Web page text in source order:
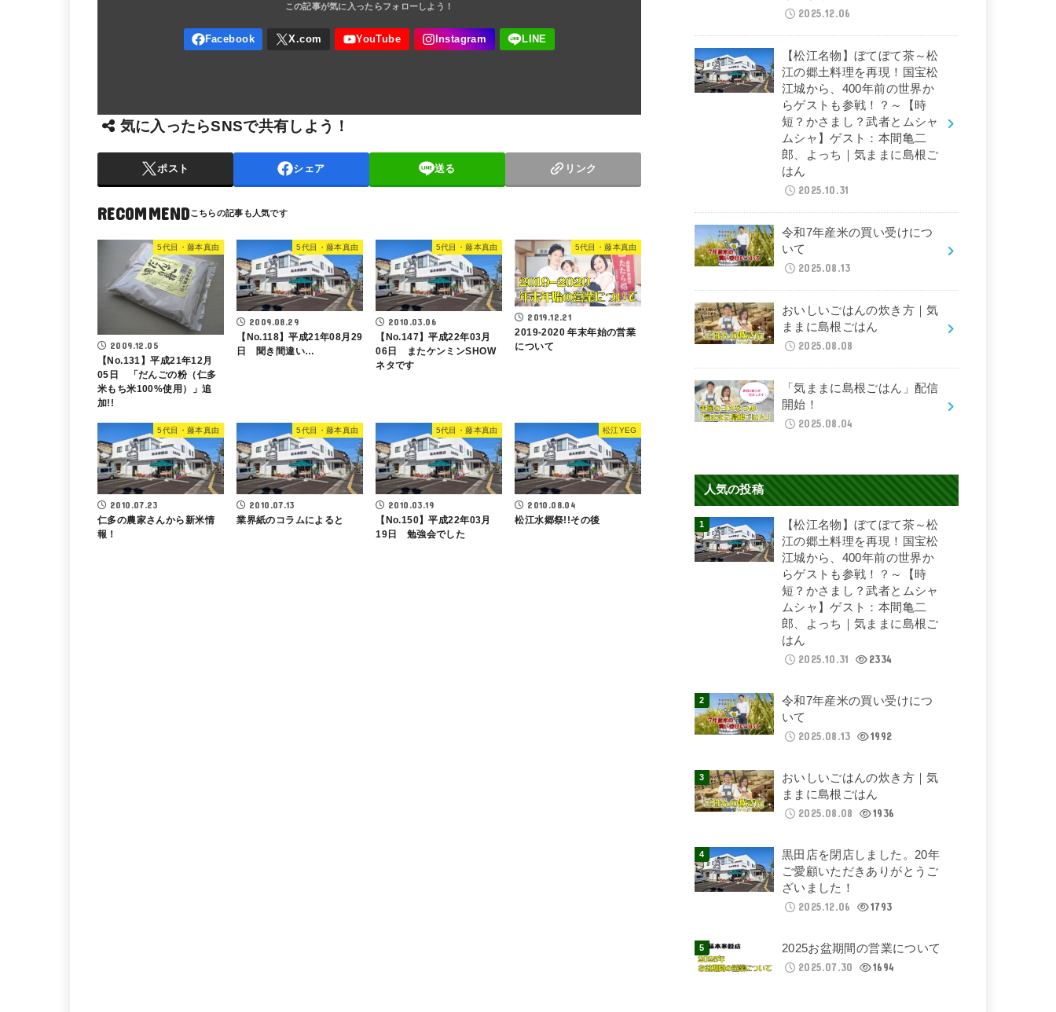
気に入ったらSNSで共有しよう！
ポスト シェア 送る リンク
RECOMMEND
5代目・藤本真由
2009.12.05
【No.131】平成21年12月
05日 「だんごの粉（仁多
米もち米100%使用）」追
加!!
5代目・藤本真由
2009.08.29
【No.118】平成21年08月29
日 聞き間違い…
5代目・藤本真由
2010.03.06
【No.147】平成22年03月
06日 またケンミンSHOW
ネタです
5代目・藤本真由
2019.12.21
2019-2020 年末年始の営業
について
5代目・藤本真由
2010.07.23
仁多の農家さんから新米情
報！
5代目・藤本真由
2010.07.13
業界紙のコラムによると
5代目・藤本真由
2010.03.19
【No.150】平成22年03月
19日 勉強会でした
松江YEG
2010.08.04
松江水郷祭!!その後
2025.12.06
【松江名物】ぼてぼて茶～松
江の郷土料理を再現！国宝松
江城から、400年前の世界か
らゲストも参戦！？～【時
短？かさまし？武者とムシャ
ムシャ】ゲスト：本間亀二
郎、よっち｜気ままに島根ご
はん
2025.10.31
令和7年産米の買い受けにつ
いて
2025.08.13
おいしいごはんの炊き方｜気
ままに島根ごはん
2025.08.08
「気ままに島根ごはん」配信
開始！
2025.08.04
人気の投稿
【松江名物】ぼてぼて茶～松
江の郷土料理を再現！国宝松
江城から、400年前の世界か
らゲストも参戦！？～【時
短？かさまし？武者とムシャ
ムシャ】ゲスト：本間亀二
郎、よっち｜気ままに島根ご
はん
2025.10.31
2334
令和7年産米の買い受けにつ
いて
2025.08.13
1992
おいしいごはんの炊き方｜気
ままに島根ごはん
2025.08.08
1936
黒田店を閉店しました。20年
ご愛顧いただきありがとうご
ざいました！
2025.12.06
1793
2025お盆期間の営業について
2025.07.30
1694